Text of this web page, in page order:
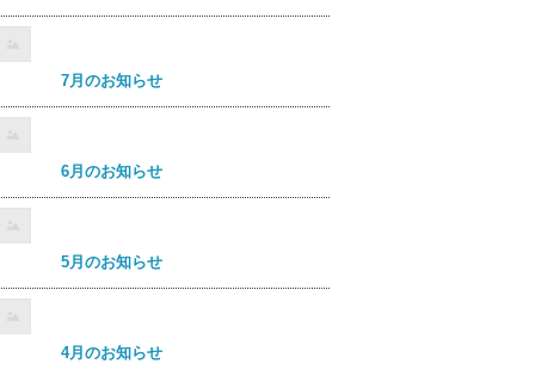
7月のお知らせ
6月のお知らせ
5月のお知らせ
4月のお知らせ